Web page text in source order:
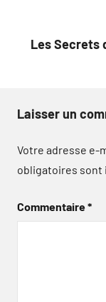
Les Secrets
Laisser un
Votre adresse e-
obligatoires sont
Commentaire*